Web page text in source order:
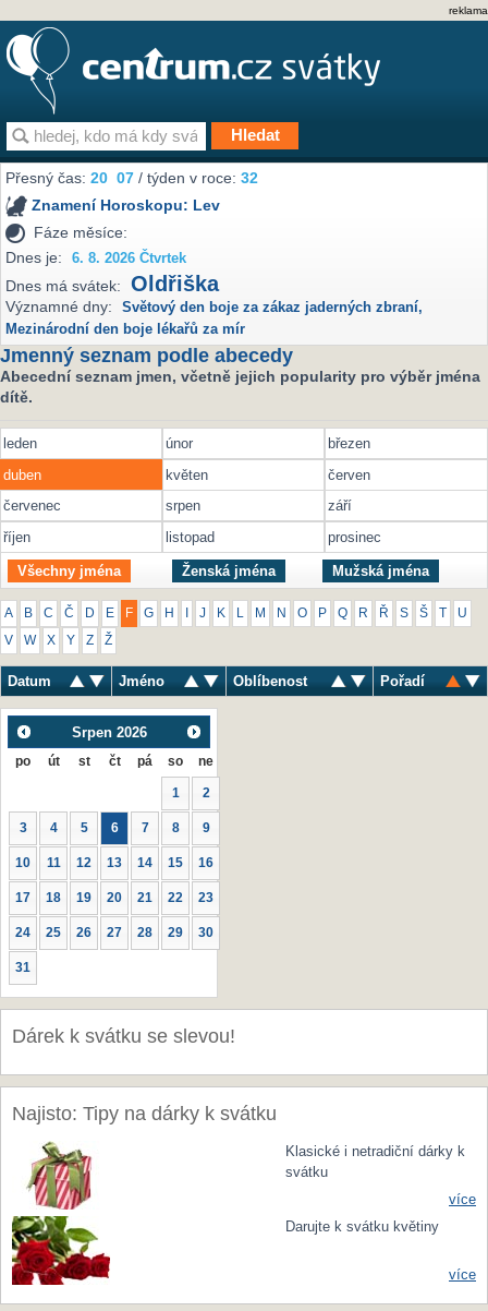
reklama
Přesný čas:20 07 / týden v roce:32
Znamení Horoskopu: Lev
Fáze měsíce:
Dnes je:
6. 8. 2026 Čtvrtek
Dnes má svátek: Oldřiška
Významné dny: Světový den boje za zákaz jaderných zbraní,
Mezinárodní den boje lékařů za mír
Jmenný seznam podle abecedy
Abecední seznam jmen, včetně jejich popularity pro výběr jména
dítě.
leden únor
březen
duben
květen
červen
červenec
srpen
září
říjen
listopad prosinec
Všechny jména Ženská jména Mužská jména
A B C Č D E F G H J K M N O P Q R Ř S Š U
V W X Y Z Ž
Datum Jméno Oblíbenost Pořadí
Srpen 2026
po út st čt pá so ne
1 2
3 4 5 6 7 8 9
10 11 12 13 14 15 16
17 18 19 20 21 22 23
24 25 26 27 28 29 30
31
Dárek k svátku se slevou!
Najisto: Tipy na dárky k svátku
Klasické i netradiční dárky k
svátku
více
Darujte k svátku květiny
více